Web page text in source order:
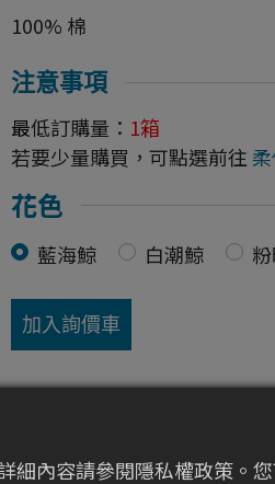
100% 棉
注意事項
最低訂購量： 1箱
若要少量購買，可點選前往
花色
藍海鯨 白潮鯨
加入詢價車
內容請參閱隱私權政策。